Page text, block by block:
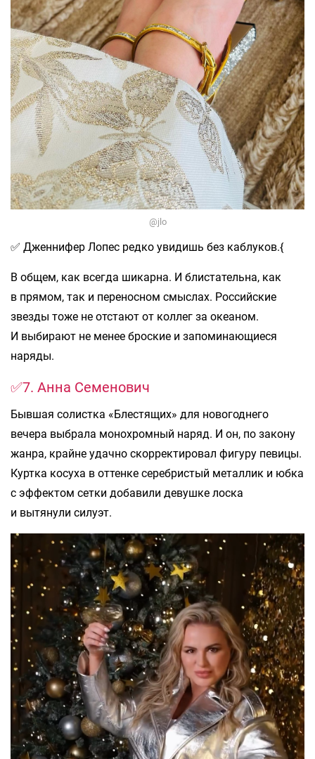
@jlo
✅ Дженнифер Лопес редко увидишь без каблуков.{
В общем, как всегда шикарна. И блистательна, как
в прямом, так и переносном смыслах. Российские
звезды тоже не отстают от коллег за океаном.
И выбирают не менее броские и запоминающиеся
наряды.
✅7. Анна Семенович
Бывшая солистка «Блестящих» для новогоднего
вечера выбрала монохромный наряд. И он, по закону
жанра, крайне удачно скорректировал фигуру певицы.
Куртка косуха в оттенке серебристый металлик и юбка
с эффектом сетки добавили девушке лоска
и вытянули силуэт.